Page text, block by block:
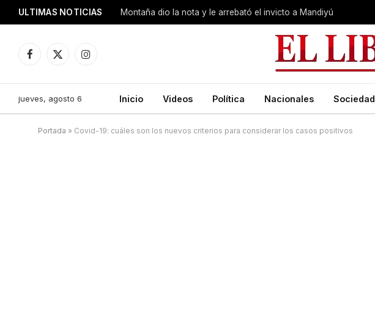
ULTIMAS NOTICIAS Montaña dio la nota y le arrebató el invicto a Mandiyú
Facebook
X
Instagram
jueves, agosto 6 Inicio Videos Política Nacionales Sociedad
Portada » Covid-19: cuáles son los nuevos criterios para considerar los casos positivos